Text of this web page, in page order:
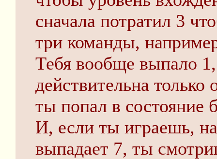
сначала потратил 3
три команды,
Тебя вообще выпало
действительна
ты попал в состояние
И, если ты играешь,
выпадает 7, ты